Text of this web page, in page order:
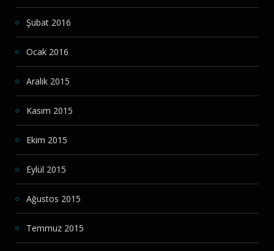
Şubat 2016
Ocak 2016
Aralık 2015
Kasım 2015
Ekim 2015
Eylül 2015
Ağustos 2015
Temmuz 2015